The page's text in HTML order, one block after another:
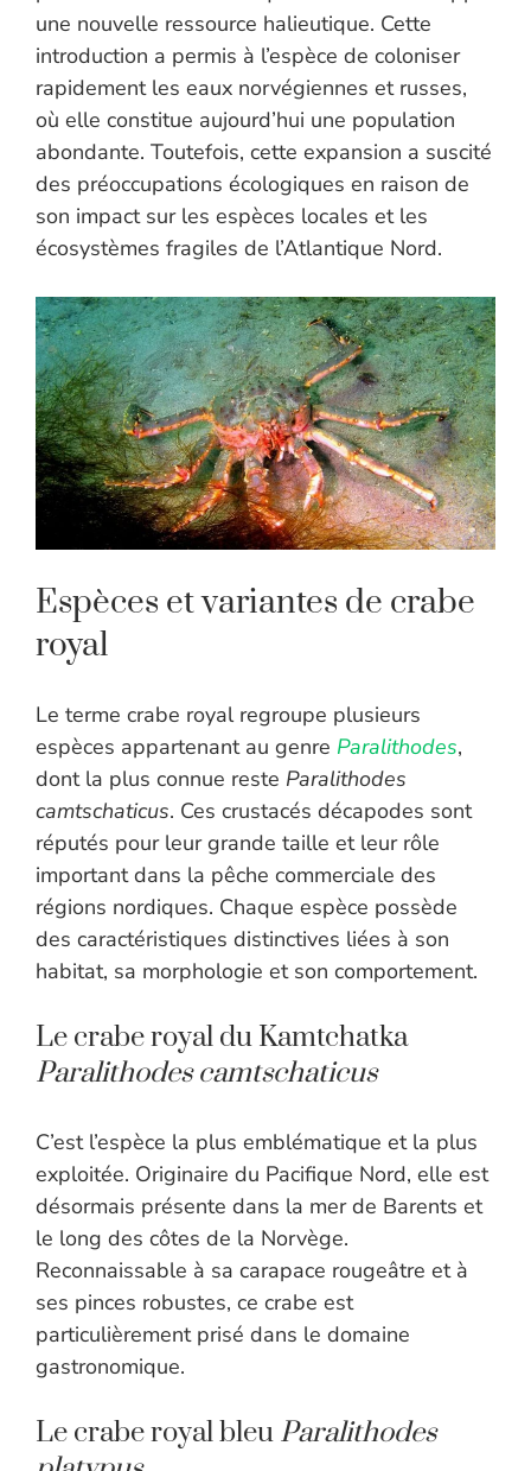
une nouvelle ressource halieutique. Cette
introduction a permis à l’espèce de coloniser
rapidement les eaux norvégiennes et russes,
où elle constitue aujourd’hui une population
abondante. Toutefois, cette expansion a suscité
des préoccupations écologiques en raison de
son impact sur les espèces locales et les
écosystèmes fragiles de l’Atlantique Nord.
Espèces et variantes de crabe
royal
Le terme crabe royal regroupe plusieurs
espèces appartenant au genre Paralithodes,
dont la plus connue reste Paralithodes
camtschaticus. Ces crustacés décapodes sont
réputés pour leur grande taille et leur rôle
important dans la pêche commerciale des
régions nordiques. Chaque espèce possède
des caractéristiques distinctives liées à son
habitat, sa morphologie et son comportement.
Le crabe royal du Kamtchatka
Paralithodes camtschaticus
C’est l’espèce la plus emblématique et la plus
exploitée. Originaire du Pacifique Nord, elle est
désormais présente dans la mer de Barents et
le long des côtes de la Norvège.
Reconnaissable à sa carapace rougeâtre et à
ses pinces robustes, ce crabe est
particulièrement prisé dans le domaine
gastronomique.
Le crabe royal bleu Paralithodes